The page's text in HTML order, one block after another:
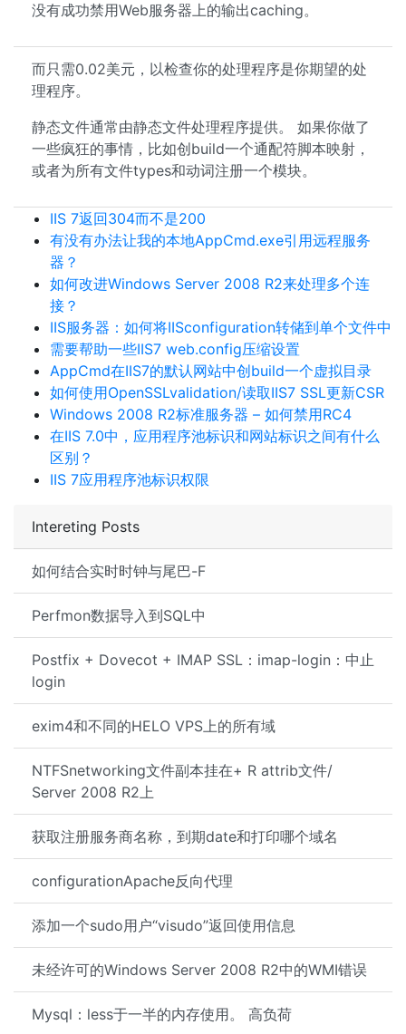
Intereting Posts
如何结合实时时钟与尾巴-F
Perfmon数据导入到SQL中
Postfix + Dovecot + IMAP SSL：imap-login：中止
login
exim4和不同的HELO VPS上的所有域
NTFSnetworking文件副本挂在+ R attrib文件/
Server 2008 R2上
获取注册服务商名称，到期date和打印哪个域名
configurationApache反向代理
添加一个sudo用户“visudo”返回使用信息
未经许可的Windows Server 2008 R2中的WMI错误
Mysql：less于一半的内存使用。 高负荷
没有成功禁用Web服务器上的输出caching。
而只需0.02美元，以检查你的处理程序是你期望的处
理程序。
静态文件通常由静态文件处理程序提供。 如果你做了
一些疯狂的事情，比如创build一个通配符脚本映射，
或者为所有文件types和动词注册一个模块。
IIS 7返回304而不是200
有没有办法让我的本地AppCmd.exe引用远程服务
器？
如何改进Windows Server 2008 R2来处理多个连
接？
IIS服务器：如何将IISconfiguration转储到单个文件中
需要帮助一些IIS7 web.config压缩设置
AppCmd在IIS7的默认网站中创build一个虚拟目录
如何使用OpenSSLvalidation/读取IIS7 SSL更新CSR
Windows 2008 R2标准服务器 – 如何禁用RC4
在IIS 7.0中，应用程序池标识和网站标识之间有什么
区别？
IIS 7应用程序池标识权限